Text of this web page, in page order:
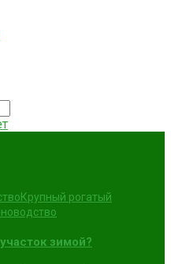
Крупный рогатый
зимой?